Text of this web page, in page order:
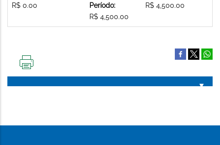
R$ 0.00
Período:
R$ 4,500.00
R$ 4,500.00
PÁGINA